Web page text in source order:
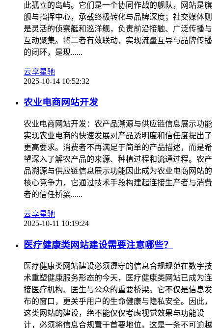
此孤立的岛屿。它们是一个协同作战的舰队，网站是旗
舰与指挥中心，承载终极转化与品牌深度；社交媒体则
是灵活的侦察艇和巡洋舰，负责前沿接触、广泛传播与
互动聚集。将二者有效联动，实现流量互导与品牌传播
的闭环，是现......
云享星驰
2025-10-14 10:52:32
农业电商网站开发
农业电商网站开发：农产品溯源与供应链信息展示功能
实现农业电商的快速发展对产品透明度和信任度提出了
更高要求。消费者不再满足于简单的产品描述，而是希
望深入了解农产品的来源、种植过程和流通过程。农产
品溯源与供应链信息展示功能因此成为农业电商网站的
核心竞争力，它通过技术手段构建起连接生产者与消费
者的信任桥梁......
云享星驰
2025-10-11 10:19:24
医疗健康类网站建设需要注意哪些？
医疗健康类网站建设必须遵守的信息合规规范在数字技
术重塑健康服务形态的今天，医疗健康类网站已成为连
接医疗机构、医生与公众的重要桥梁。它不仅是信息发
布的窗口，更关乎用户的生命健康与隐私安全。因此，
这类网站的建设，绝不能仅仅考虑视觉效果与功能设
计，必须将信息合规置于首要地位。这是一条不可逾越